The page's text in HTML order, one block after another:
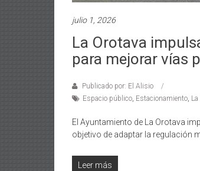
julio 1, 2026
La Orotava
para mejorar vías
Publicado por: El Alisio
Espacio público, Estacionamiento,
El Ayuntamiento de La Orotava
objetivo de adaptar la regulación
Leer más